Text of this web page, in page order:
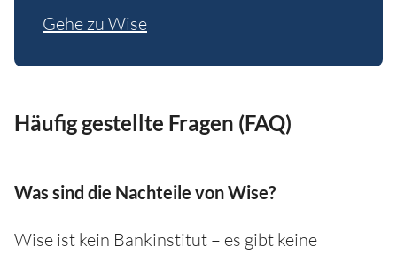
Gehe zu Wise
Häufig gestellte Fragen (FAQ)
Was sind die Nachteile von Wise?
Wise ist kein Bankinstitut – es gibt keine